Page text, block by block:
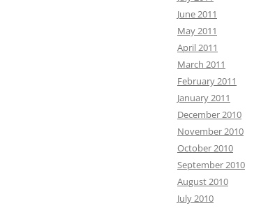
June 2011
May 2011
April 2011
March 2011
February 2011
January 2011
December 2010
November 2010
October 2010
September 2010
August 2010
July 2010